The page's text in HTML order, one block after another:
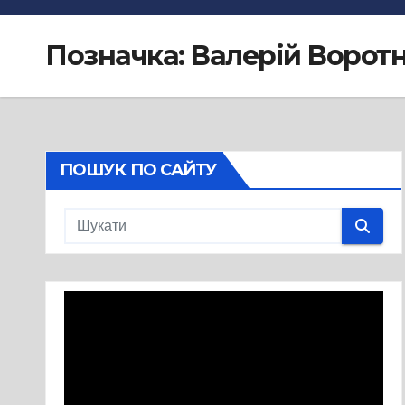
Позначка: Валерій
ПОШУК ПО САЙТУ